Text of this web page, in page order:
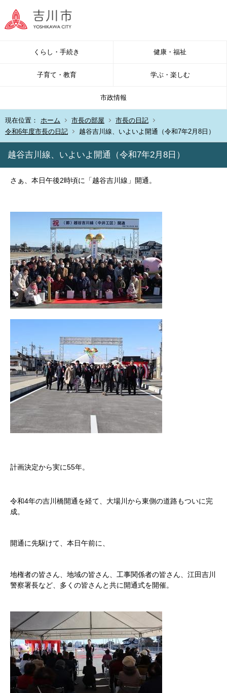
くらし・手続き 健康・福祉
子育て・教育 学ぶ・楽しむ
市政情報
現在位置： ホーム 市長の部屋
市長の日記
令和6年度市長の日記
越谷吉川線、いよいよ開通（令和7年2月8日）
越谷吉川線、いよいよ開通（令和7年2月8日）
さぁ、本日午後2時頃に「越谷吉川線」開通。
計画決定から実に55年。
令和4年の吉川橋開通を経て、大場川から東側の道路もついに完
成。
開通に先駆けて、本日午前に、
地権者の皆さん、地域の皆さん、工事関係者の皆さん、江田吉川
警察署長など、多くの皆さんと共に開通式を開催。